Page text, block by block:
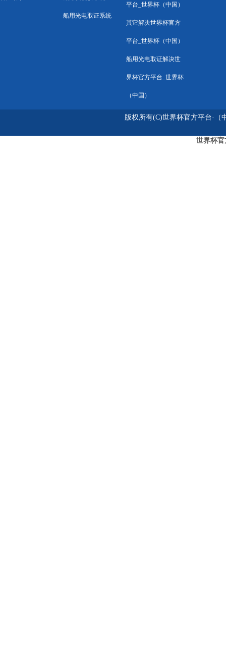
船用光电取证系统
平台_世界杯（中国）
其它解决世界杯官方
平台_世界杯（中国）
船用光电取证解决世
界杯官方平台_世界杯
（中国）
版权所有(C)世界杯官方平台·
世界杯